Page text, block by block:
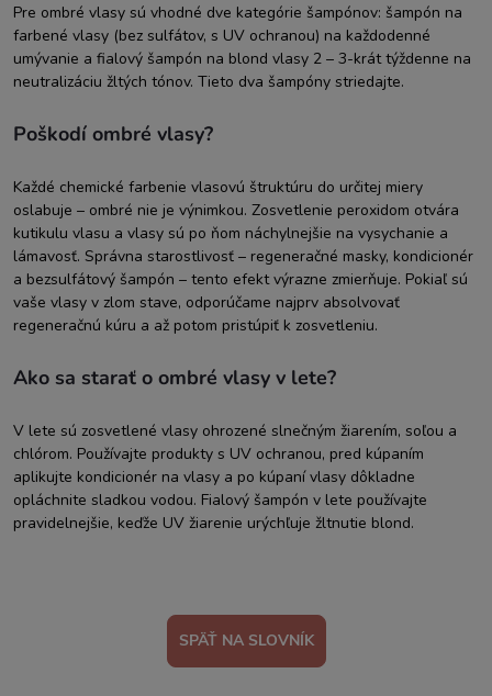
Pre ombré vlasy sú vhodné dve kategórie šampónov: šampón na
farbené vlasy (bez sulfátov, s UV ochranou) na každodenné
umývanie a fialový šampón na blond vlasy 2 – 3-krát týždenne na
neutralizáciu žltých tónov. Tieto dva šampóny striedajte.
Poškodí ombré vlasy?
Každé chemické farbenie vlasovú štruktúru do určitej miery
oslabuje – ombré nie je výnimkou. Zosvetlenie peroxidom otvára
kutikulu vlasu a vlasy sú po ňom náchylnejšie na vysychanie a
lámavosť. Správna starostlivosť – regeneračné masky, kondicionér
a bezsulfátový šampón – tento efekt výrazne zmierňuje. Pokiaľ sú
vaše vlasy v zlom stave, odporúčame najprv absolvovať
regeneračnú kúru a až potom pristúpiť k zosvetleniu.
Ako sa starať o ombré vlasy v lete?
V lete sú zosvetlené vlasy ohrozené slnečným žiarením, soľou a
chlórom. Používajte produkty s UV ochranou, pred kúpaním
aplikujte kondicionér na vlasy a po kúpaní vlasy dôkladne
opláchnite sladkou vodou. Fialový šampón v lete používajte
pravidelnejšie, keďže UV žiarenie urýchľuje žltnutie blond.
SPÄŤ NA SLOVNÍK